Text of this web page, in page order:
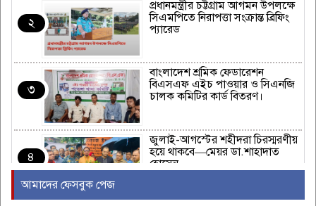
২
প্রধানমন্ত্রীর চট্টগ্রাম আগমন উপলক্ষে
সিএমপিতে নিরাপত্তা সংক্রান্ত ব্রিফিং
প্যারেড
৩
বাংলাদেশ শ্রমিক ফেডারেশন
বিএসএফ এইচ পাওয়ার ও সিএনজি
চালক কমিটির কার্ড বিতরণ।
৪
জুলাই-আগস্টের শহীদরা চিরস্মরণীয়
হয়ে থাকবে—মেয়র ডা.শাহাদাত
হোসেন
আমাদের ফেসবুক পেজ